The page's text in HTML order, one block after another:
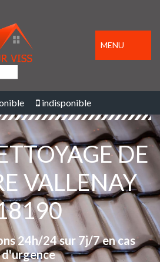
MENU
indisponible
DE
VALLENAY
24h/24 sur 7j/7 en cas
d'urgence